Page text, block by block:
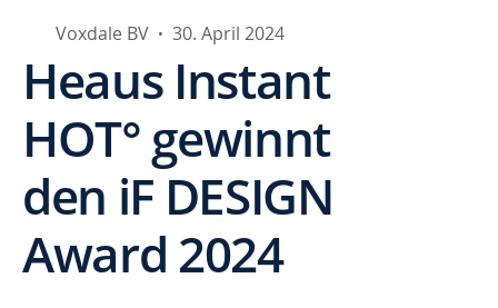
Heaus Instant
HOT° gewinnt
den iF DESIGN
Award 2024
30. April 2024
Voxdale BV •